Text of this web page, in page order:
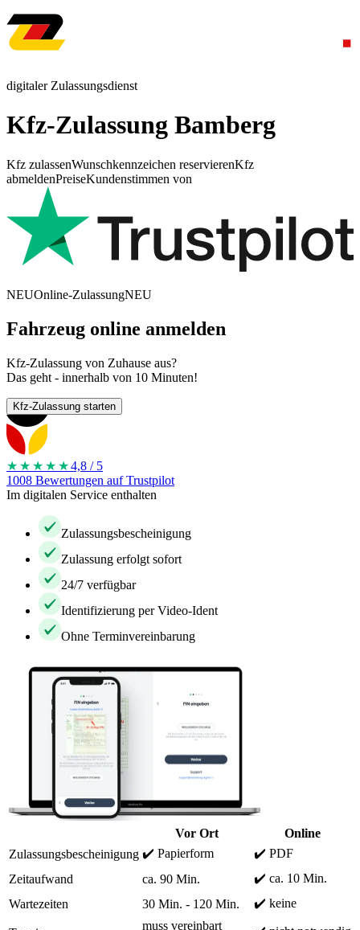
digitaler Zulassungsdienst
Kfz-Zulassung Bamberg
Kfz zulassenWunschkennzeichen reservierenKfz
abmeldenPreiseKundenstimmen von
NEUOnline-ZulassungNEU
Fahrzeug online anmelden
Kfz-Zulassung von Zuhause aus?
Das geht - innerhalb von 10 Minuten!
Kfz-Zulassung starten
★★★★ ★4,8 / 5
1008 Bewertungen auf Trustpilot
Im digitalen Service enthalten
Zulassungsbescheinigung
Zulassung erfolgt sofort
24/7 verfügbar
Identifizierung per Video-Ident
Ohne Terminvereinbarung
Vor Ort
Online
Zulassungsbescheinigung ✔️ Papierform
✔️ PDF
Zeitaufwand
ca. 90 Min.
✔️ ca. 10 Min.
Wartezeiten
30 Min. - 120 Min. ✔️ keine
muss vereinbart